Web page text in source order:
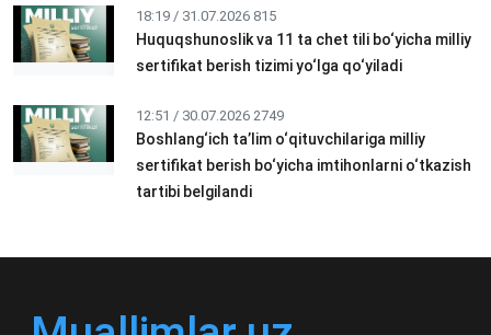
18:19 / 31.07.2026 815
Huquqshunoslik va 11 ta chet tili bo‘yicha milliy
sertifikat berish tizimi yo‘lga qo‘yiladi
12:51 / 30.07.2026 2749
Boshlang‘ich ta’lim o‘qituvchilariga milliy
sertifikat berish bo‘yicha imtihonlarni o‘tkazish
tartibi belgilandi